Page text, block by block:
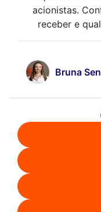
acionistas.
receber e
Bruna